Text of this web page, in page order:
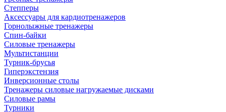
Степперы
Аксессуары для кардиотренажеров
Горнолыжные тренажеры
Спин-байки
Силовые тренажеры
Мультистанции
Турник-брусья
Гиперэкстензия
Инверсионные столы
Тренажеры силовые нагружаемые дисками
Силовые рамы
Турники